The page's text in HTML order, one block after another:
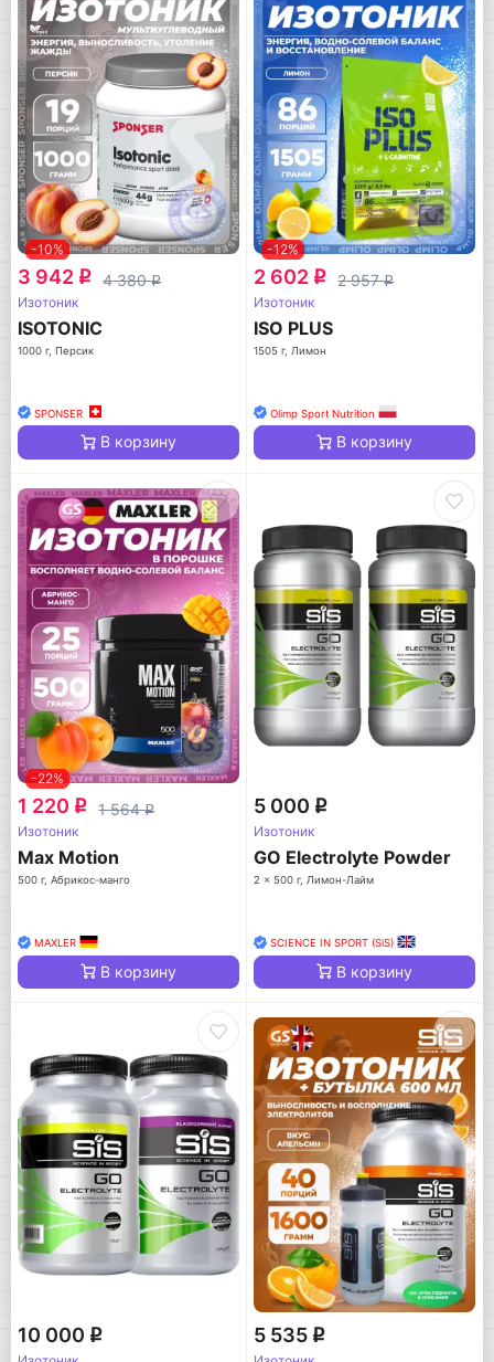
-10%
3 942 q 4 380q
Изотоник
ISOTONIC
1000 г, Персик
SPONSER
В корзину
-12%
2 602 q 2 957q
Изотоник
ISO PLUS
1505 г, Лимон
Olimp Sport Nutrition
В корзину
-22%
1 220 q 1 564q
Изотоник
Max Motion
500 г, Абрикос-манго
MAXLER
В корзину
5 000 q
Изотоник
GO Electrolyte Powder
2 x 500 г, Лимон-Лайм
SCIENCE IN SPORT (SiS)
В корзину
10 000 q
5 535 q